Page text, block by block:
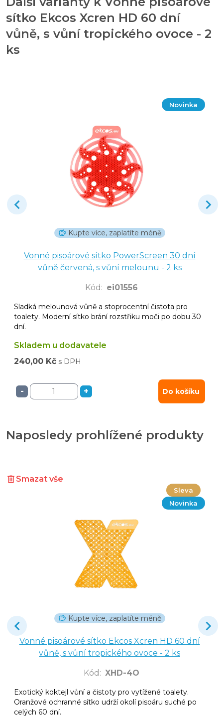
sítko Ekcos Xcren HD 60 dní
vůně, s vůní tropického ovoce - 2
ks
Novinka
Kupte více, zaplatíte méně
Vonné pisoárové sítko PowerScreen 30 dní
vůně červená, s vůní melounu - 2 ks
Kód : ei01556
Sladká melounová vůně a stoprocentní čistota pro
toalety. Moderní sítko brání rozstřiku moči po dobu 30
dní.
Skladem u dodavatele
240,00 Kč s DPH
- + Do košíku
Naposledy prohlížené produkty
Smazat vše
Sleva
Novinka
Kupte více, zaplatíte méně
Vonné pisoárové sítko Ekcos Xcren HD 60 dní
vůně, s vůní tropického ovoce - 2 ks
Kód : XHD-4O
Exotický koktejl vůní a čistoty pro vytížené toalety.
Oranžové ochranné sítko udrží okolí pisoáru suché po
celých 60 dní.